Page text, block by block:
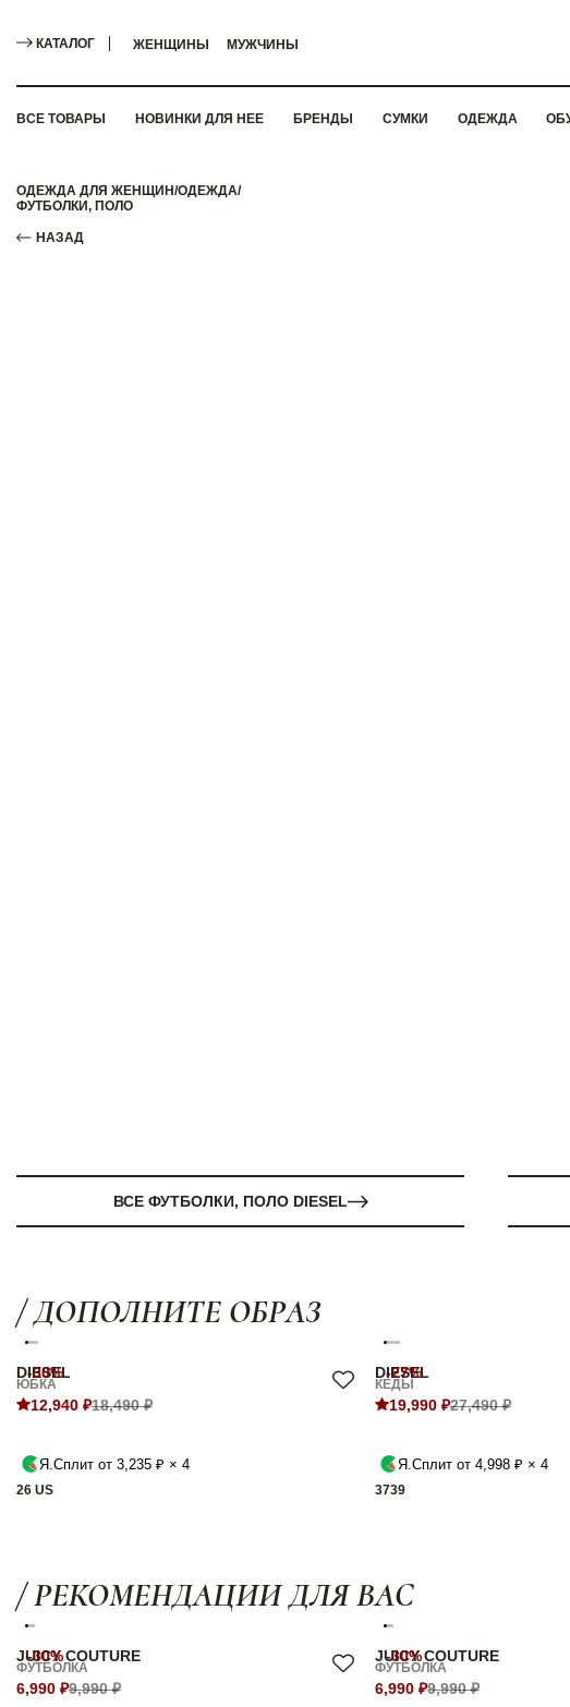
КАТАЛОГ ЖЕНЩИНЫ МУЖЧИНЫ
ВСЕ ТОВАРЫ НОВИНКИ ДЛЯ НЕЕ БРЕНДЫ СУМКИ ОДЕЖДА
ОДЕЖДА ДЛЯ ЖЕНЩИН/ОДЕЖДА/
ФУТБОЛКИ, ПОЛО
НАЗАД
ВСЕ ФУТБОЛКИ, ПОЛО DIESEL
/ ДОПОЛНИТЕ ОБРАЗ
-30%
DIESEL
ЮБКА
12,940 ₽18,490 ₽
Я.Сплит от 3,235 ₽ × 4
26 US
-27%
DIESEL
КЕДЫ
19,990 ₽27,490 ₽
Я.Сплит от 4,998 ₽ × 4
3739
/ РЕКОМЕНДАЦИИ ДЛЯ ВАС
-30%
JUICY COUTURE
ФУТБОЛКА
6,990 ₽9,990 ₽
-30%
JUICY COUTURE
ФУТБОЛКА
6,990 ₽9,990 ₽